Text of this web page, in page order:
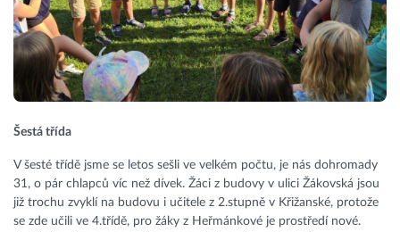
Šestá třída
V šesté třídě jsme se letos sešli ve velkém počtu, je nás dohromady
31, o pár chlapců víc než dívek. Žáci z budovy v ulici Žákovská jsou
již trochu zvyklí na budovu i učitele z 2.stupně v Křižanské, protože
se zde učili ve 4.třídě, pro žáky z Heřmánkové je prostředí nové.